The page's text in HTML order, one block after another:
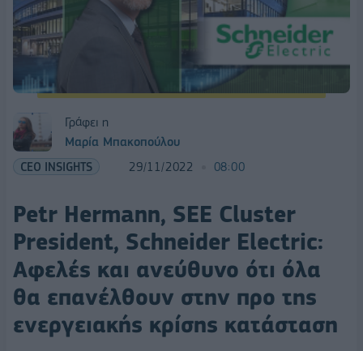
Γράφει η
Μαρία Μπακοπούλου
CEO INSIGHTS 29/11/2022 08:00
Petr Hermann, SEE Cluster
President, Schneider Electric:
Αφελές και ανεύθυνο ότι όλα
θα επανέλθουν στην προ της
ενεργειακής κρίσης κατάσταση